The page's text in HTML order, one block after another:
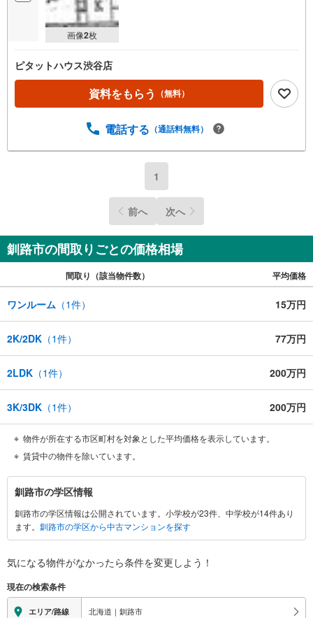
画像2枚
ピタットハウス渋谷店
資料をもらう （無料）
電話する （通話料無料）
1
前へ 次へ
釧路市の間取りごとの価格相場
間取り（該当物件数） 平均価格
ワンルーム （1件） 15万円
2K/2DK （1件） 77万円
2LDK （1件） 200万円
3K/3DK （1件） 200万円
物件が所在する市区町村を対象とした平均価格を表示しています。
賃貸中の物件を除いています。
釧
路
市
に
す
情
報
釧路市の学区情報
釧路市の学区情報は公開されています。小学校が23件、中学校が14件あり
ます。 釧路市の学区から中古マンションを探す
気になる物件がなかったら条件を変更しよう！
現在の検索条件
エリア/路線 北海道｜釧路市